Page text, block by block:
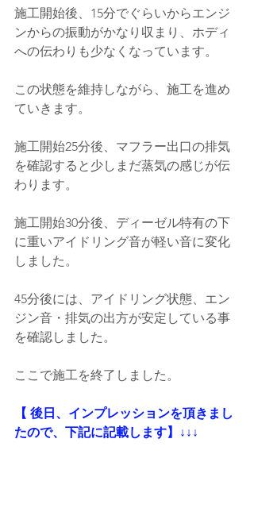
施工開始後、15分でぐらいからエンジ
ンからの振動がかなり収まり、ホディ
への伝わりも少なくなっています。
この状態を維持しながら、施工を進め
ていきます。
施工開始25分後、マフラー出口の排気
を確認すると少しまだ蒸気の感じが伝
わります。
施工開始30分後、ディーゼル特有の下
に重いアイドリング音が軽い音に変化
しました。
45分後には、アイドリング状態、エン
ジン音・排気の出方が安定している事
を確認しました。
ここで施工を終了しました。
【 後日、インプレッションを頂きまし
たので、下記に記載します】↓↓↓